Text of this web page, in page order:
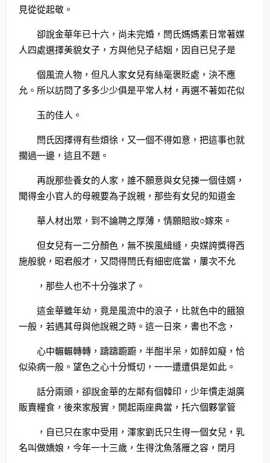
見從從起敬。
卻說金華年已十六，尚未完婚，閆氏媽媽素日常著媒
人四處選擇美貌女子，方與他兒子結姻，因自已兒子是
個風流人物，但凡人家女兒有絲毫褒貶處，決不應
允。所以訪問了多多少少俱是平常人材，再選不著如花似
玉的佳人。
閆氏因擇得有些煩徐，又一個不得如意，把這事也就
擱過一邊，這且不題。
再說那些養女的人家，誰不願意與女兒揀一個佳婿，
聞得金小官人的母親要為子說親，那些有女兒的知道金
華人材出眾，到不論聘之厚薄，情願賠妝○嫁來。
但女兒有一二分顏色，無不挨風緝縫，央媒誇獎得西
施般貌，昭君般才，又問得閆氏有細密底當，屢次不允
，那些人也不十分強求了。
這金華雖年幼，竟是風流中的浪子，比就色中的餓狼
一般，若遇其母與他說親之時。這一日來，書也不念，
心中輾輾轉轉，躊躊躕躕，半酣半呆，如醉如癡，恰
似染病一般。望色之心十分慨切，一一遭遭俱是如此。
話分兩頭，卻說金華的左鄰有個韓印，少年慣走湖廣
販賣糧食，後來家殷實，開起兩座典當，托六個夥掌管
，自已只在家中受用，渾家劉氏只生得一個女兒，乳
名叫做嬌娘，今年一十三歲，生得沈魚落雁之容，閉月